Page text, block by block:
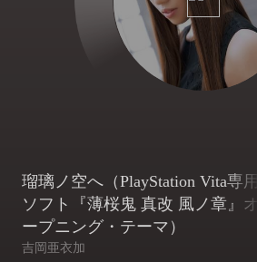
瑠璃ノ空へ（PlayStation Vita専用
ソフト『薄桜鬼 真改 風ノ章』オ
ープニング・テーマ）
吉岡亜衣加